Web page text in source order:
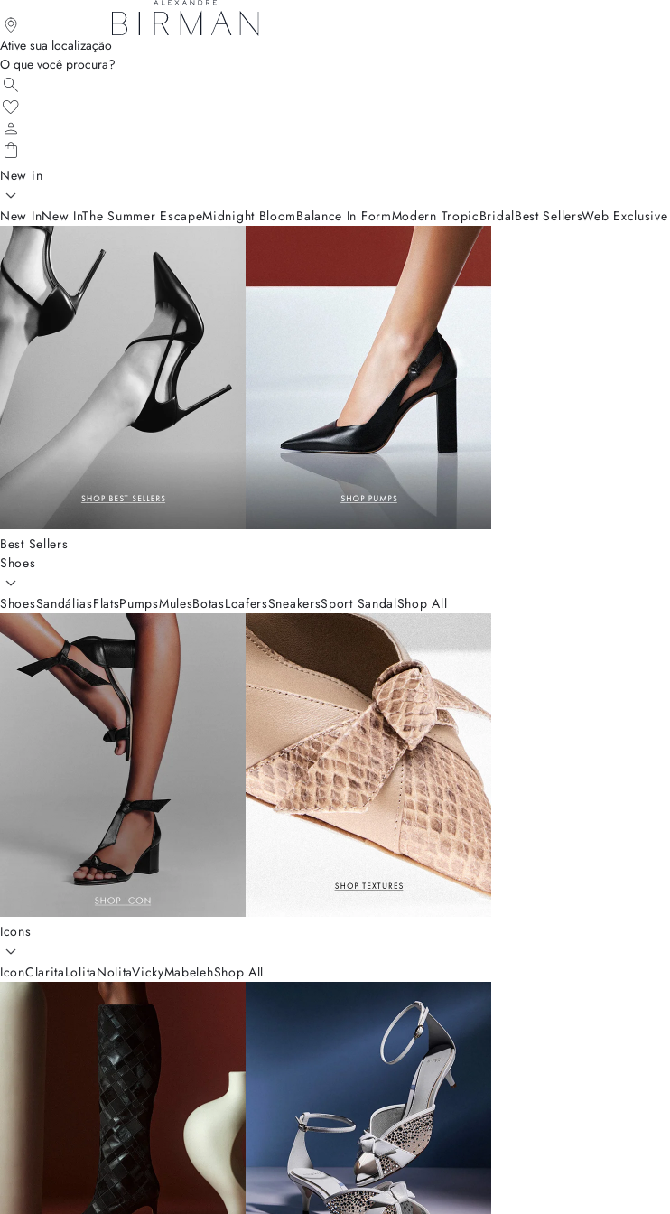
Ative sua localização
O que você procura?
New in
New InNew InThe Summer EscapeMidnight BloomBalance In FormModern TropicBridalBest SellersWeb Exclusive
Best Sellers
Shoes
ShoesSandáliasFlatsPumpsMulesBotasLoafersSneakersSport SandalShop All
Icons
IconClaritaLolitaNolitaVickyMabelehShop All